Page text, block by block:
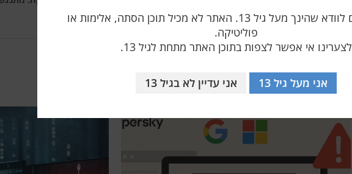
אנו רק רוצים לוודא שהינך מעל גיל 13. האתר לא מכיל תוכן הסתה, אלימות או
פוליטיקה.
לצערינו אי אפשר לצפות בתוכן האתר מתחת לגיל 13.
אני מעל גיל 13 אני עדיין לא בגיל 13
אולי יעניין אותך